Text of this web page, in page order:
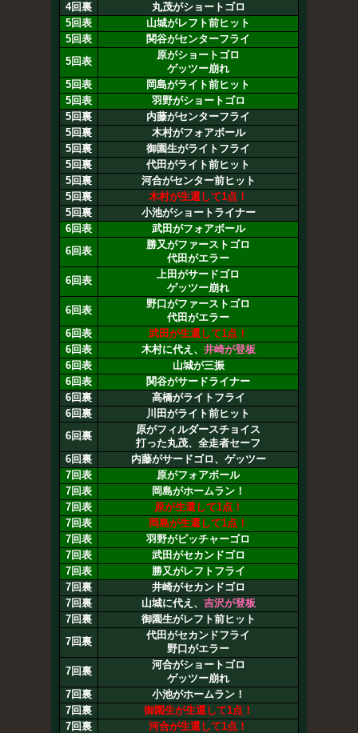
4回裏
丸茂がショートゴロ
5回表
山城がレフト前ヒット
5回表
関谷がセンターフライ
5回表
原がショートゴロ
ゲッツー崩れ
5回表
岡島がライト前ヒット
5回表
羽野がショートゴロ
5回裏
内藤がセンターフライ
5回裏
木村がフォアボール
5回裏
御園生がライトフライ
5回裏
代田がライト前ヒット
5回裏
河合がセンター前ヒット
5回裏
木村が生還して1点！
5回裏
小池がショートライナー
6回表
武田がフォアボール
6回表
勝又がファーストゴロ
代田がエラー
6回表
上田がサードゴロ
ゲッツー崩れ
6回表
野口がファーストゴロ
代田がエラー
6回表
武田が生還して1点！
6回表
木村に代え、 井崎が登板
6回表
山城が三振
6回表
関谷がサードライナー
6回裏
高橋がライトフライ
6回裏
川田がライト前ヒット
6回裏
原がフィルダースチョイス
打った丸茂、全走者セーフ
6回裏
内藤がサードゴロ、ゲッツー
7回表
原がフォアボール
7回表
岡島がホームラン！
7回表
原が生還して1点！
7回表
岡島が生還して1点！
7回表
羽野がピッチャーゴロ
7回表
武田がセカンドゴロ
7回表
勝又がレフトフライ
7回裏
井崎がセカンドゴロ
7回裏
山城に代え、 吉沢が登板
7回裏
御園生がレフト前ヒット
7回裏
代田がセカンドフライ
野口がエラー
7回裏
河合がショートゴロ
ゲッツー崩れ
7回裏
小池がホームラン！
7回裏
御園生が生還して1点！
7回裏
河合が生還して1点！